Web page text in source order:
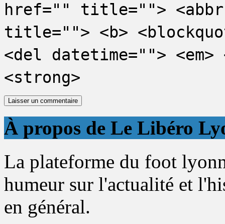
href="" title="">
title=""> <b>
<del datetime="">
<strong>
À propos de Le Libéro
La plateforme du foot
humeur sur l'actualité et
en général.